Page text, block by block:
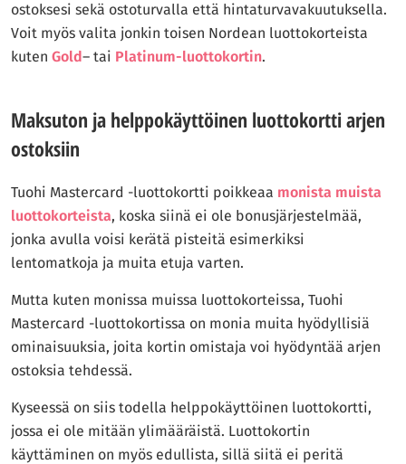
ostoksesi sekä ostoturvalla että hintaturvavakuutuksella.
Voit myös valita jonkin toisen Nordean luottokorteista
kuten Gold– tai Platinum-luottokortin.
Maksuton ja helppokäyttöinen luottokortti arjen
ostoksiin
Tuohi Mastercard -luottokortti poikkeaa monista muista
luottokorteista, koska siinä ei ole bonusjärjestelmää,
jonka avulla voisi kerätä pisteitä esimerkiksi
lentomatkoja ja muita etuja varten.
Mutta kuten monissa muissa luottokorteissa, Tuohi
Mastercard -luottokortissa on monia muita hyödyllisiä
ominaisuuksia, joita kortin omistaja voi hyödyntää arjen
ostoksia tehdessä.
Kyseessä on siis todella helppokäyttöinen luottokortti,
jossa ei ole mitään ylimääräistä. Luottokortin
käyttäminen on myös edullista, sillä siitä ei peritä